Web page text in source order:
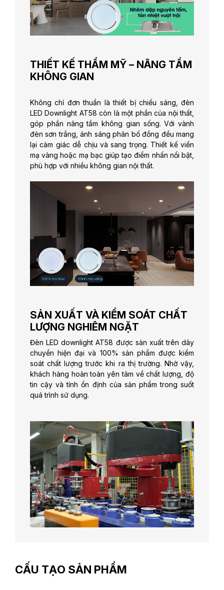
THIẾT KẾ THẨM MỸ – NÂNG TẦM
KHÔNG GIAN
Không chỉ đơn thuần là thiết bị chiếu sáng, đèn
LED Downlight AT58 còn là một phần của nội thất,
góp phần nâng tầm không gian sống. Với vành
đèn sơn trắng, ánh sáng phân bố đồng đều mang
lại cảm giác dễ chịu và sang trọng. Thiết kế viền
mạ vàng hoặc mạ bạc giúp tạo điểm nhấn nổi bật,
phù hợp với nhiều không gian nội thất.
SẢN XUẤT VÀ KIỂM SOÁT CHẤT
LƯỢNG NGHIÊM NGẶT
Đèn LED downlight AT58 được sản xuất trên dây
chuyền hiện đại và 100% sản phẩm được kiểm
soát chất lượng trước khi ra thị trường. Nhờ vậy,
khách hàng hoàn toàn yên tâm về chất lượng, độ
tin cậy và tính ổn định của sản phẩm trong suốt
quá trình sử dụng.
CẤU TẠO SẢN PHẨM